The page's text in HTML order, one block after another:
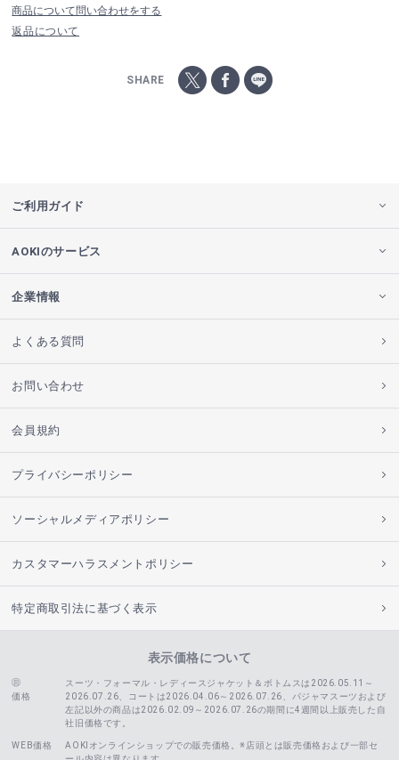
商品について問い合わせをする
返品について
SHARE
ご利用ガイド
AOKIのサービス
企業情報
よくある質問
お問い合わせ
会員規約
プライバシーポリシー
ソーシャルメディアポリシー
カスタマーハラスメントポリシー
特定商取引法に基づく表示
表示価格について
価格
スーツ・フォーマル・レディースジャケット＆ボトムスは2026.05.11～
2026.07.26、コートは2026.04.06～2026.07.26、
パジャマスーツおよび
左記以外の商品は2026.02.09～2026.07.26の期間に4週間以上販売した自
社旧価格です。
WEB価格
AOKIオンラインショップでの販売価格。※店頭とは販売価格および一部セ